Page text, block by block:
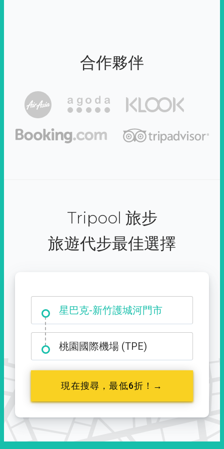
合作夥伴
Tripool 旅步
旅遊代步最佳選擇
星巴克-新竹護城河門市
大霸尖山登山口
桃園國際機場 (TPE)
現在搜尋，最低6折！→